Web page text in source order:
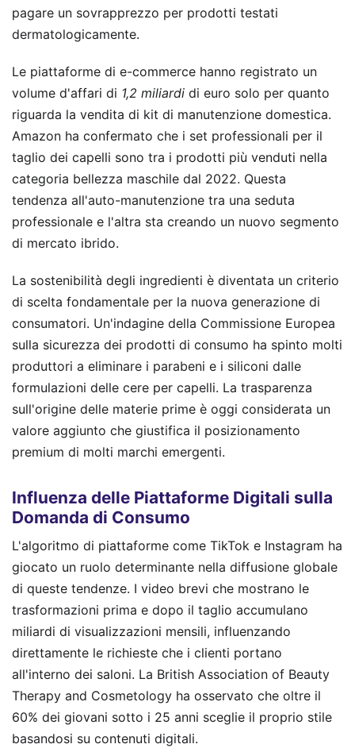
pagare un sovrapprezzo per prodotti testati
dermatologicamente.
Le piattaforme di e-commerce hanno registrato un
volume d'affari di 1,2 miliardi di euro solo per quanto
riguarda la vendita di kit di manutenzione domestica.
Amazon ha confermato che i set professionali per il
taglio dei capelli sono tra i prodotti più venduti nella
categoria bellezza maschile dal 2022. Questa
tendenza all'auto-manutenzione tra una seduta
professionale e l'altra sta creando un nuovo segmento
di mercato ibrido.
La sostenibilità degli ingredienti è diventata un criterio
di scelta fondamentale per la nuova generazione di
consumatori. Un'indagine della Commissione Europea
sulla sicurezza dei prodotti di consumo ha spinto molti
produttori a eliminare i parabeni e i siliconi dalle
formulazioni delle cere per capelli. La trasparenza
sull'origine delle materie prime è oggi considerata un
valore aggiunto che giustifica il posizionamento
premium di molti marchi emergenti.
Influenza delle Piattaforme Digitali sulla
Domanda di Consumo
L'algoritmo di piattaforme come TikTok e Instagram ha
giocato un ruolo determinante nella diffusione globale
di queste tendenze. I video brevi che mostrano le
trasformazioni prima e dopo il taglio accumulano
miliardi di visualizzazioni mensili, influenzando
direttamente le richieste che i clienti portano
all'interno dei saloni. La British Association of Beauty
Therapy and Cosmetology ha osservato che oltre il
60% dei giovani sotto i 25 anni sceglie il proprio stile
basandosi su contenuti digitali.